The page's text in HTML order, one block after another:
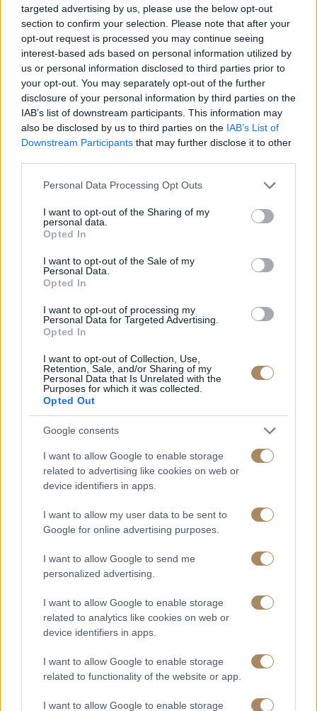
targeted advertising by us, please use the below opt-out
section to confirm your selection. Please note that after your
opt-out request is processed you may continue seeing
interest-based ads based on personal information utilized by
us or personal information disclosed to third parties prior to
your opt-out. You may separately opt-out of the further
disclosure of your personal information by third parties on the
IAB’s list of downstream participants. This information may
also be disclosed by us to third parties on the IAB’s List of
Downstream Participants that may further disclose it to other
Please note that this website/app uses one or more Google
not limited to your visit or usage behaviour. You may click to
grant or deny consent to Google and its third-party tags to
use your data for below specified purposes in below Google
consent section.
Personal Data Processing Opt Outs
I want to opt-out of the Sharing of my
personal data.
Opted In
I want to opt-out of the Sale of my
Personal Data.
Opted In
I want to opt-out of processing my
Personal Data for Targeted Advertising.
Opted In
I want to opt-out of Collection, Use,
Retention, Sale, and/or Sharing of my
Personal Data that Is Unrelated with the
Purposes for which it was collected.
Opted Out
Google consents
I want to allow Google to enable storage
related to advertising like cookies on web or
device identifiers in apps.
I want to allow my user data to be sent to
Google for online advertising purposes.
I want to allow Google to send me
personalized advertising.
I want to allow Google to enable storage
related to analytics like cookies on web or
device identifiers in apps.
I want to allow Google to enable storage
related to functionality of the website or app.
I want to allow Google to enable storage
Newsletter
Subscribe for exclusive email offers.
Συμφωνώ με τουςΠολιτική Προστασίας
Προσωπικών Δεδομένων (GDPR).
γίνε μέλος
Μέλος
Ταξιδιωτικά Πρακτορεία
Περιβαλλοντική Βιωσιμότητα
Καριέρα
Ακτή Κόμιτσα,Νέα Ρόδα, τ.κ.:63075
www.avaton.com
reservations@avatonresort.gr
FAQs
Ακολουθήστε Μας